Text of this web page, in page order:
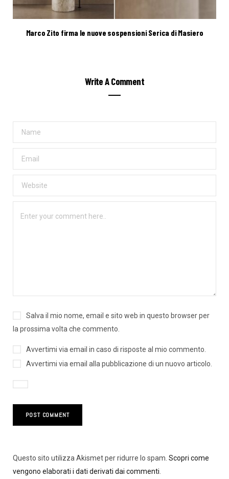
Marco Zito firma le nuove sospensioni Serica di Masiero
Write A Comment
Salva il mio nome, email e sito web in questo browser per
la prossima volta che commento.
Avvertimi via email in caso di risposte al mio commento.
Avvertimi via email alla pubblicazione di un nuovo articolo.
Questo sito utilizza Akismet per ridurre lo spam. Scopri come
vengono elaborati i dati derivati dai commenti.